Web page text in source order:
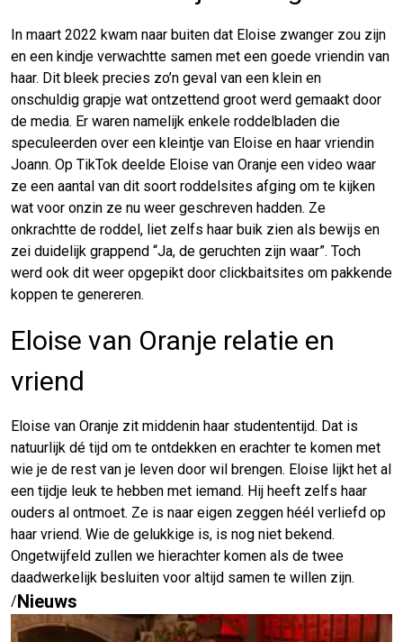
In maart 2022 kwam naar buiten dat Eloise zwanger zou zijn
en een kindje verwachtte samen met een goede vriendin van
haar. Dit bleek precies zo’n geval van een klein en
onschuldig grapje wat ontzettend groot werd gemaakt door
de media. Er waren namelijk enkele roddelbladen die
speculeerden over een kleintje van Eloise en haar vriendin
Joann. Op TikTok deelde Eloise van Oranje een video waar
ze een aantal van dit soort roddelsites afging om te kijken
wat voor onzin ze nu weer geschreven hadden. Ze
onkrachtte de roddel, liet zelfs haar buik zien als bewijs en
zei duidelijk grappend “Ja, de geruchten zijn waar”. Toch
werd ook dit weer opgepikt door clickbaitsites om pakkende
koppen te genereren.
Eloise van Oranje relatie en
vriend
Eloise van Oranje zit middenin haar studententijd. Dat is
natuurlijk dé tijd om te ontdekken en erachter te komen met
wie je de rest van je leven door wil brengen. Eloise lijkt het al
een tijdje leuk te hebben met iemand. Hij heeft zelfs haar
ouders al ontmoet. Ze is naar eigen zeggen héél verliefd op
haar vriend. Wie de gelukkige is, is nog niet bekend.
Ongetwijfeld zullen we hierachter komen als de twee
daadwerkelijk besluiten voor altijd samen te willen zijn.
/Nieuws